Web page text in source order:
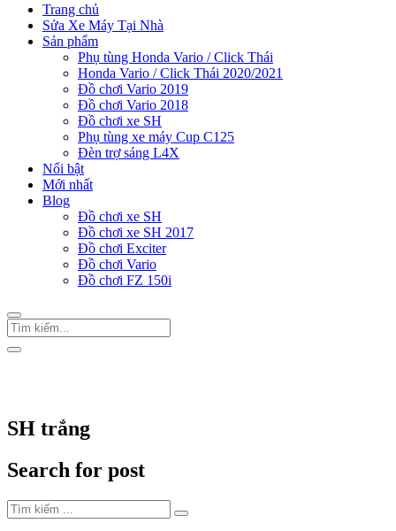
Trang chủ
Sửa Xe Máy Tại Nhà
Sản phẩm
Phụ tùng Honda Vario / Click Thái
Honda Vario / Click Thái 2020/2021
Đồ chơi Vario 2019
Đồ chơi Vario 2018
Đồ chơi xe SH
Phụ tùng xe máy Cup C125
Đèn trợ sáng L4X
Nổi bật
Mới nhất
Blog
Đồ chơi xe SH
Đồ chơi xe SH 2017
Đồ chơi Exciter
Đồ chơi Vario
Đồ chơi FZ 150i
SH trắng
Search for post